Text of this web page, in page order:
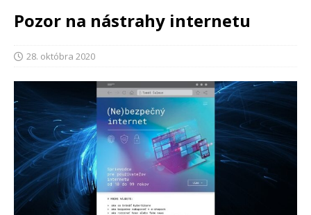
Pozor na nástrahy internetu
28. októbra 2020